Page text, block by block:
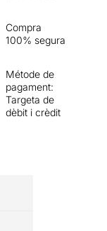
Compra
100% segura
Métode de
pagament:
Targeta de
dèbit i crèdit